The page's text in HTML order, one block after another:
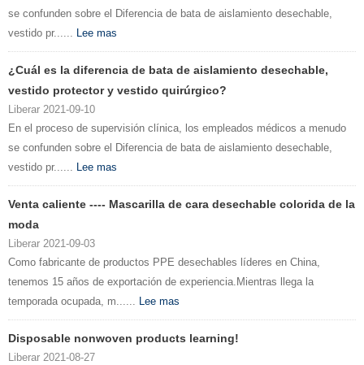
se confunden sobre el Diferencia de bata de aislamiento desechable,
vestido pr...... Lee mas
¿Cuál es la diferencia de bata de aislamiento desechable,
vestido protector y vestido quirúrgico?
Liberar 2021-09-10
En el proceso de supervisión clínica, los empleados médicos a menudo
se confunden sobre el Diferencia de bata de aislamiento desechable,
vestido pr...... Lee mas
Venta caliente ---- Mascarilla de cara desechable colorida de la
moda
Liberar 2021-09-03
Como fabricante de productos PPE desechables líderes en China,
tenemos 15 años de exportación de experiencia.Mientras llega la
temporada ocupada, m...... Lee mas
Disposable nonwoven products learning!
Liberar 2021-08-27